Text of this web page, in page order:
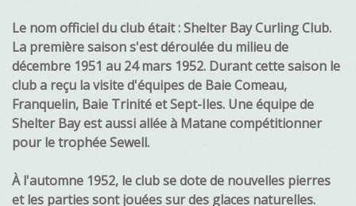
Le nom officiel du club était : Shelter Bay Curling Club.
La première saison s'est déroulée du milieu de
décembre 1951 au 24 mars 1952. Durant cette saison le
club a reçu la visite d'équipes de Baie Comeau,
Franquelin, Baie Trinité et Sept-Iles. Une équipe de
Shelter Bay est aussi allée à Matane compétitionner
pour le trophée Sewell.
À l'automne 1952, le club se dote de nouvelles pierres
et les parties sont jouées sur des glaces naturelles.